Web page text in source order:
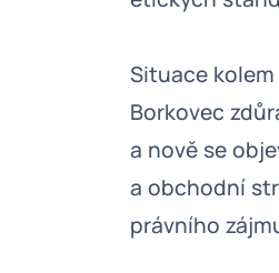
Situace
Borkovec
a nově se
a obchodní
právního